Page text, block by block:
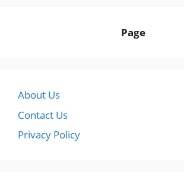
Page
About Us
Contact Us
Privacy Policy